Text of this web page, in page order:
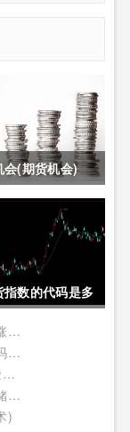
会(期货机会)
指数的代码是多
期货指数的代码
)
期货三天涨停是不是全部平仓(期货三天涨停是不是全部平仓了)
炒期货要止盈止损吗(炒期货要止盈止损吗是真的吗)
炒期货风险大吗?(炒股和炒期货哪种风险更大)
美联储降息对外汇期货价格的影响(美联储降息对外汇期货价格的影响有哪些)
)